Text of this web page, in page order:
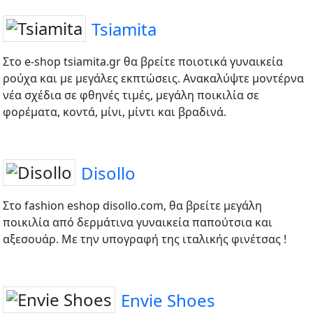
Tsiamita
Στο e-shop tsiamita.gr θα βρείτε ποιοτικά γυναικεία
ρούχα και με μεγάλες εκπτώσεις. Ανακαλύψτε μοντέρνα
νέα σχέδια σε φθηνές τιμές, μεγάλη ποικιλία σε
φορέματα, κοντά, μίνι, μίντι και βραδινά.
Disollo
Στο fashion eshop disollo.com, θα βρείτε μεγάλη
ποικιλία από δερμάτινα γυναικεία παπούτσια και
αξεσουάρ. Με την υπογραφή της ιταλικής φινέτσας !
Envie Shoes